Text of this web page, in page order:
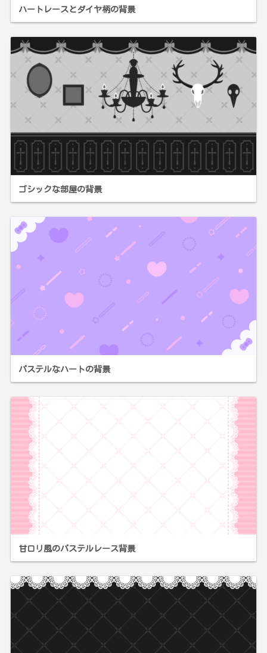
ハートレースとダイヤ柄の背景
ゴシックな部屋の背景
パステルなハートの背景
甘ロリ風のパステルレース背景